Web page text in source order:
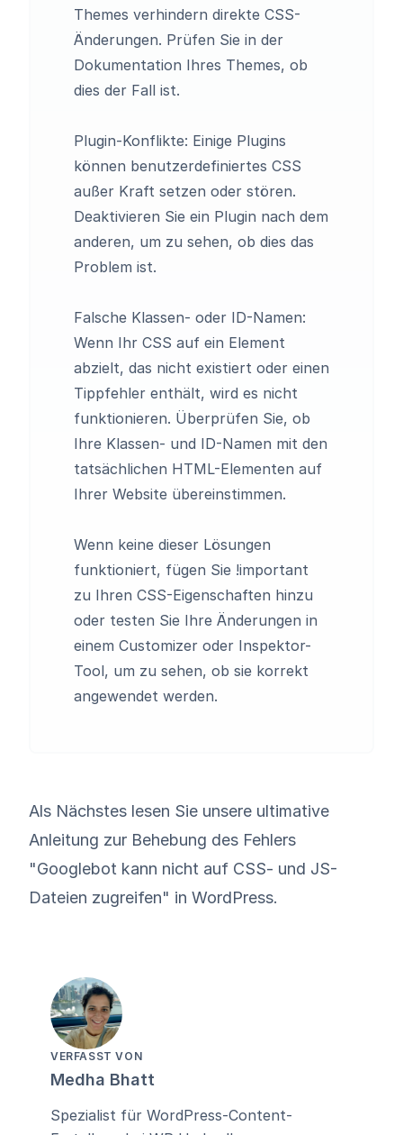
Themes verhindern direkte CSS-
Änderungen. Prüfen Sie in der
Dokumentation Ihres Themes, ob
dies der Fall ist.
Plugin-Konflikte: Einige Plugins
können benutzerdefiniertes CSS
außer Kraft setzen oder stören.
Deaktivieren Sie ein Plugin nach dem
anderen, um zu sehen, ob dies das
Problem ist.
Falsche Klassen- oder ID-Namen:
Wenn Ihr CSS auf ein Element
abzielt, das nicht existiert oder einen
Tippfehler enthält, wird es nicht
funktionieren. Überprüfen Sie, ob
Ihre Klassen- und ID-Namen mit den
tatsächlichen HTML-Elementen auf
Ihrer Website übereinstimmen.
Wenn keine dieser Lösungen
funktioniert, fügen Sie !important
zu Ihren CSS-Eigenschaften hinzu
oder testen Sie Ihre Änderungen in
einem Customizer oder Inspektor-
Tool, um zu sehen, ob sie korrekt
angewendet werden.
Als Nächstes lesen Sie unsere ultimative
Anleitung zur Behebung des Fehlers
"Googlebot kann nicht auf CSS- und JS-
Dateien zugreifen" in WordPress.
VERFASST VON
Medha Bhatt
Spezialist für WordPress-Content-